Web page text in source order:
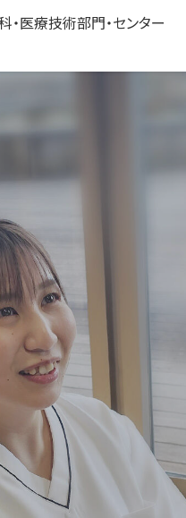
診療計画）
・医療技術部門・センター
各種センター